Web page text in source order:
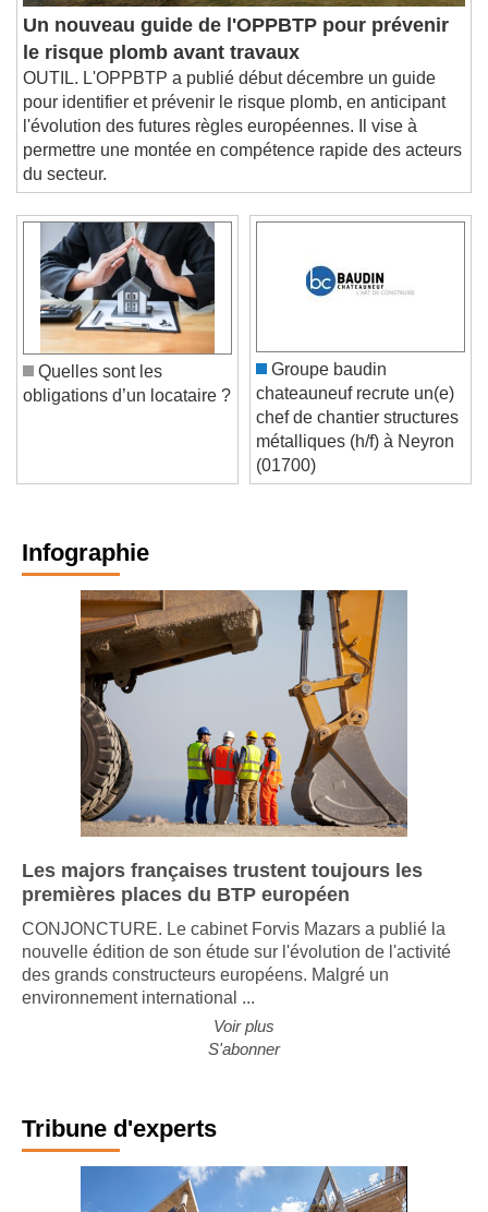
Un nouveau guide de l'OPPBTP pour prévenir
le risque plomb avant travaux
OUTIL. L'OPPBTP a publié début décembre un guide
pour identifier et prévenir le risque plomb, en anticipant
l'évolution des futures règles européennes. Il vise à
permettre une montée en compétence rapide des acteurs
du secteur.
Quelles sont les
obligations d’un locataire ?
Groupe baudin
chateauneuf recrute un(e)
chef de chantier structures
métalliques (h/f) à Neyron
(01700)
Infographie
Les majors françaises trustent toujours les
premières places du BTP européen
CONJONCTURE. Le cabinet Forvis Mazars a publié la
nouvelle édition de son étude sur l'évolution de l'activité
des grands constructeurs européens. Malgré un
environnement international ...
Voir plus
S'abonner
Tribune d'experts